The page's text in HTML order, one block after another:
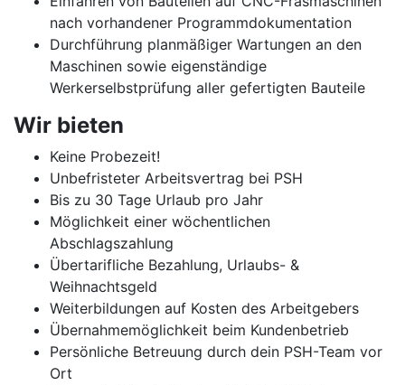
nach vorhandener Programmdokumentation
Durchführung planmäßiger Wartungen an den
Maschinen sowie eigenständige
Werkerselbstprüfung aller gefertigten Bauteile
Wir bieten
Keine Probezeit!
Unbefristeter Arbeitsvertrag bei PSH
Bis zu 30 Tage Urlaub pro Jahr
Möglichkeit einer wöchentlichen
Abschlagszahlung
Übertarifliche Bezahlung, Urlaubs- &
Weihnachtsgeld
Weiterbildungen auf Kosten des Arbeitgebers
Übernahmemöglichkeit beim Kundenbetrieb
Persönliche Betreuung durch dein PSH-Team vor
Ort